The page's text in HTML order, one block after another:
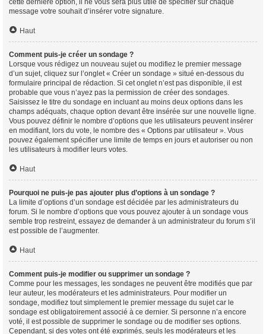
cette dernière option, il ne vous sera plus utile de spécifier sur chaque
message votre souhait d’insérer votre signature.
Haut
Comment puis-je créer un sondage ?
Lorsque vous rédigez un nouveau sujet ou modifiez le premier message
d’un sujet, cliquez sur l’onglet « Créer un sondage » situé en-dessous du
formulaire principal de rédaction. Si cet onglet n’est pas disponible, il est
probable que vous n’ayez pas la permission de créer des sondages.
Saisissez le titre du sondage en incluant au moins deux options dans les
champs adéquats, chaque option devant être insérée sur une nouvelle ligne.
Vous pouvez définir le nombre d’options que les utilisateurs peuvent insérer
en modifiant, lors du vote, le nombre des « Options par utilisateur ». Vous
pouvez également spécifier une limite de temps en jours et autoriser ou non
les utilisateurs à modifier leurs votes.
Haut
Pourquoi ne puis-je pas ajouter plus d’options à un sondage ?
La limite d’options d’un sondage est décidée par les administrateurs du
forum. Si le nombre d’options que vous pouvez ajouter à un sondage vous
semble trop restreint, essayez de demander à un administrateur du forum s’il
est possible de l’augmenter.
Haut
Comment puis-je modifier ou supprimer un sondage ?
Comme pour les messages, les sondages ne peuvent être modifiés que par
leur auteur, les modérateurs et les administrateurs. Pour modifier un
sondage, modifiez tout simplement le premier message du sujet car le
sondage est obligatoirement associé à ce dernier. Si personne n’a encore
voté, il est possible de supprimer le sondage ou de modifier ses options.
Cependant, si des votes ont été exprimés, seuls les modérateurs et les